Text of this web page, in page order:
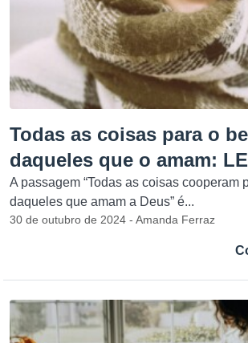
Todas as coisas para o
daqueles que o amam:
A passagem “Todas as coisas cooperam
daqueles que amam a Deus” é...
30 de outubro de 2024 - Amanda Ferraz